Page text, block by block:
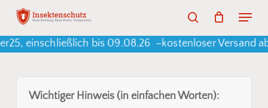
Skip
main
Menu
Cart
einschließlich bis 09.08.26 – kostenloser Versand
Wichtiger Hinweis (in einfachen Worten):